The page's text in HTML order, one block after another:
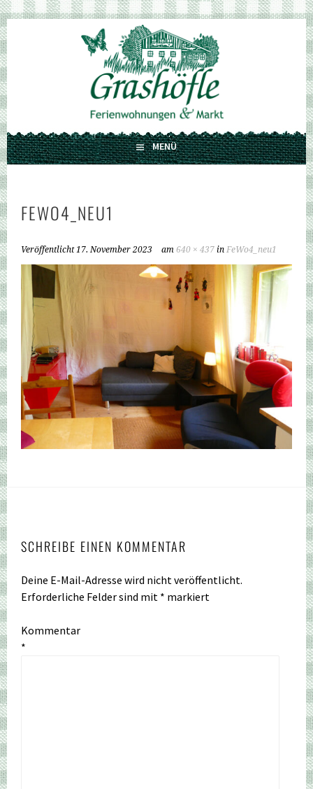
Springe
zum
Inhalt
GRASHÖFLE
FERIENWOHNUNGEN UND MARKT
MENÜ
FEWO4_NEU1
Veröffentlicht17. November 2023 am 640 × 437 inFeWo4_neu1
SCHREIBE EINEN KOMMENTAR
Deine E-Mail-Adresse wird nicht veröffentlicht.
Erforderliche Felder sind mit * markiert
Kommentar
*